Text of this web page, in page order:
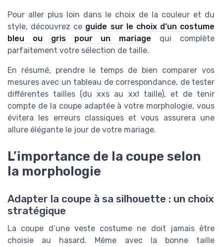
Pour aller plus loin dans le choix de la couleur et du
style, découvrez ce guide sur le choix d’un costume
bleu ou gris pour un mariage qui complète
parfaitement votre sélection de taille.
En résumé, prendre le temps de bien comparer vos
mesures avec un tableau de correspondance, de tester
différentes tailles (du xxs au xxl taille), et de tenir
compte de la coupe adaptée à votre morphologie, vous
évitera les erreurs classiques et vous assurera une
allure élégante le jour de votre mariage.
L’importance de la coupe selon
la morphologie
Adapter la coupe à sa silhouette : un choix
stratégique
La coupe d’une veste costume ne doit jamais être
choisie au hasard. Même avec la bonne taille